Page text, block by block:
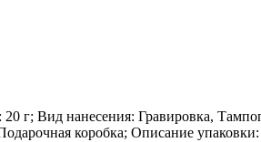
г; Вид нанесения: Гравировка,
коробка; Описание